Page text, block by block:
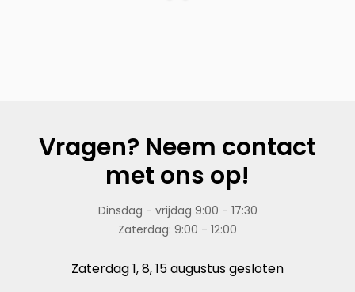
Vragen? Neem contact
met ons op!
Dinsdag - vrijdag 9:00 - 17:30
Zaterdag: 9:00 - 12:00
Zaterdag 1, 8, 15 augustus gesloten